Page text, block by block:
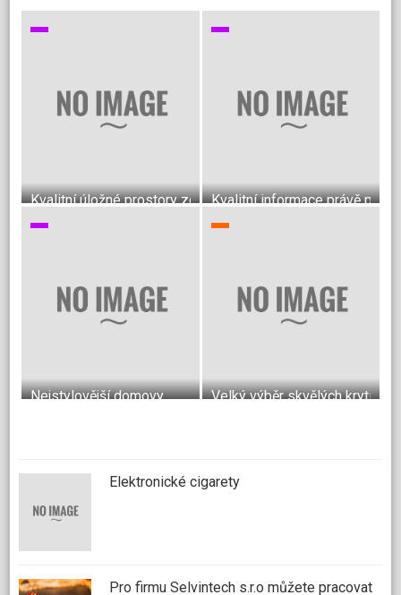
Kvalitní úložné prostory zcela podle Vašich představ
Kvalitní informace právě pro
Nejstylovější domovy Velký výběr skvělých krytin
Elektronické cigarety
Pro firmu Selvintech s.r.o můžete pracovat